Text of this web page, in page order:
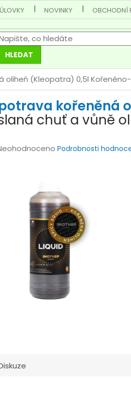
NOVINKY OBCHODNÍ
HLEDAT
oliheň (Kleopatra) 0,5l
kořeněná
chuť a vůně
hvězdiček.
Podrobnosti